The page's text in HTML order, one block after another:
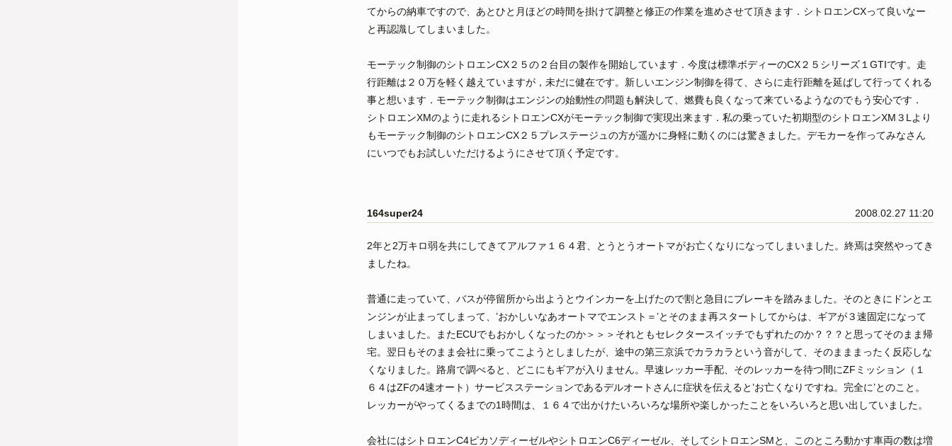
てからの納車ですので、あとひと月ほどの時間を掛けて調整と修正の作業を進めさせて頂きます．シトロエンCXって良いなー
と再認識してしまいました。
モーテック制御のシトロエンCX２５の２台目の製作を開始しています．今度は標準ボディーのCX２５シリーズ１GTIです。走
行距離は２０万を軽く越えていますが，未だに健在です。新しいエンジン制御を得て、さらに走行距離を延ばして行ってくれる
事と想います．モーテック制御はエンジンの始動性の問題も解決して、燃費も良くなって来ているようなのでもう安心です．
シトロエンXMのように走れるシトロエンCXがモーテック制御で実現出来ます．私の乗っていた初期型のシトロエンXM３Lより
もモーテック制御のシトロエンCX２５プレステージュの方が遥かに身軽に動くのには驚きました。デモカーを作ってみなさん
にいつでもお試しいただけるようにさせて頂く予定です。
164super24 2008.02.27 11:20
2年と2万キロ弱を共にしてきてアルファ１６４君、とうとうオートマがお亡くなりになってしまいました。終焉は突然やってき
ましたね。
普通に走っていて、バスが停留所から出ようとウインカーを上げたので割と急目にブレーキを踏みました。そのときにドンとエ
ンジンが止まってしまって、’おかしいなあオートマでエンスト＝’とそのまま再スタートしてからは、ギアが３速固定になって
しまいました。またECUでもおかしくなったのか＞＞＞それともセレクタースイッチでもずれたのか？？？と思ってそのまま帰
宅。翌日もそのまま会社に乗ってこようとしましたが、途中の第三京浜でカラカラという音がして、そのまままったく反応しな
くなりました。路肩で調べると、どこにもギアが入りません。早速レッカー手配、そのレッカーを待つ間にZFミッション（１
６４はZFの4速オート）サービスステーションであるデルオートさんに症状を伝えると’お亡くなりですね。完全に’とのこと。
レッカーがやってくるまでの1時間は、１６４で出かけたいろいろな場所や楽しかったことをいろいろと思い出していました。
会社にはシトロエンC4ピカソディーゼルやシトロエンC6ディーゼル、そしてシトロエンSMと、このところ動かす車両の数は増